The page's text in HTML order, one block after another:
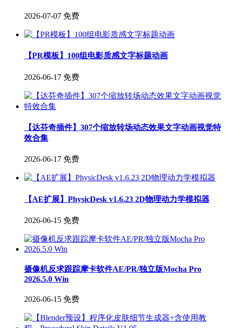
2026-07-07 免费
【PR模板】100组电影质感文字标题动画
2026-06-17 免费
【达芬奇插件】307个缩放转场动态效果文字动画视觉特
效合集
2026-06-17 免费
【AE扩展】PhysicDesk v1.6.23 2D物理动力学模拟器
2026-06-15 免费
摄像机反求跟踪摩卡软件AE/PR/独立版Mocha Pro
2026.5.0 Win
2026-06-15 免费